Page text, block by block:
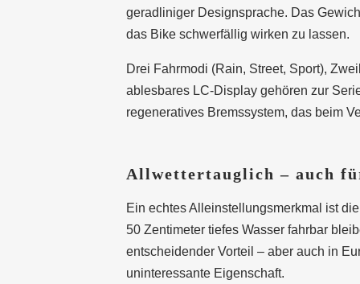
geradliniger Designsprache. Das
das Bike schwerfällig wirken zu lassen.
Drei Fahrmodi (Rain, Street, Sport),
ablesbares LC-Display gehören zur
regeneratives Bremssystem, das beim
Allwettertauglich – auch
Ein echtes Alleinstellungsmerkmal ist
50 Zentimeter tiefes Wasser fahrbar
entscheidender Vorteil – aber auch in
uninteressante Eigenschaft.